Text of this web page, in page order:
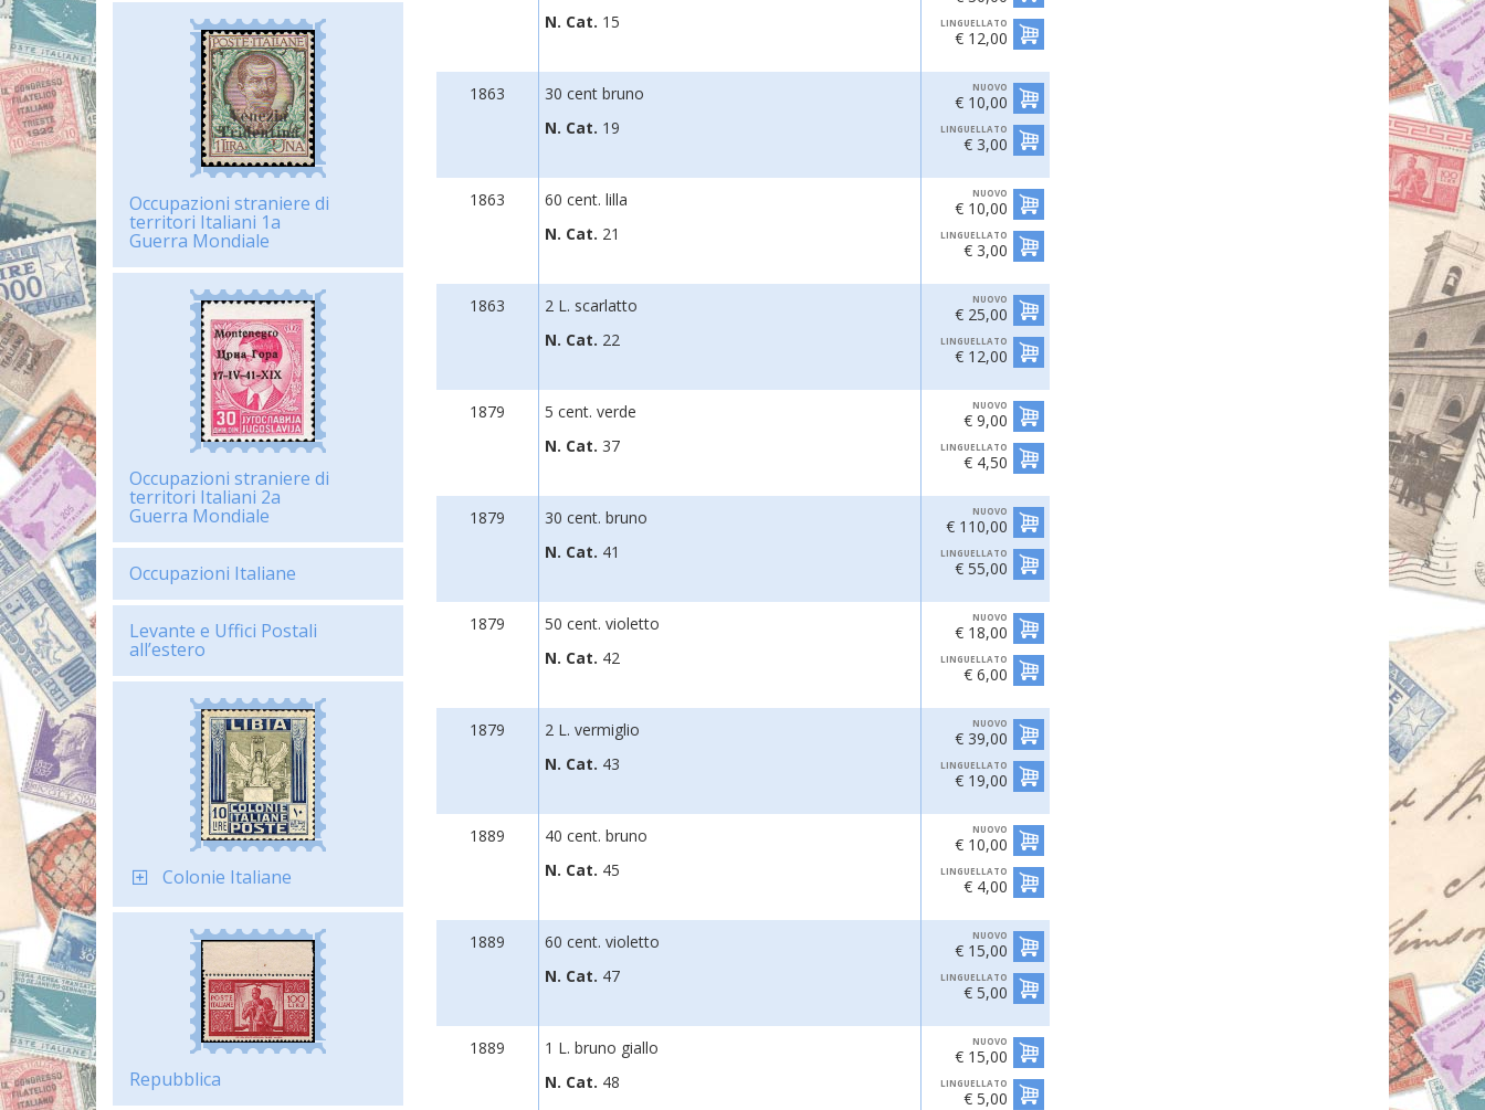
Occupazioni straniere di
territori Italiani 1a
Guerra Mondiale
Occupazioni straniere di
territori Italiani 2a
Guerra Mondiale
Occupazioni Italiane
Levante e Uffici Postali
all’estero
Colonie Italiane
Repubblica
N. Cat. 15 LINGUELLATO
€ 12,00
1863
30 cent bruno
N. Cat. 19
NUOVO
€ 10,00
LINGUELLATO
€ 3,00
1863
60 cent. lilla
N. Cat. 21
NUOVO
€ 10,00
LINGUELLATO
€ 3,00
1863
2 L. scarlatto
N. Cat. 22
NUOVO
€ 25,00
LINGUELLATO
€ 12,00
1879
5 cent. verde
N. Cat. 37
NUOVO
€ 9,00
LINGUELLATO
€ 4,50
1879
30 cent. bruno
N. Cat. 41
NUOVO
€ 110,00
LINGUELLATO
€ 55,00
1879
50 cent. violetto
N. Cat. 42
NUOVO
€ 18,00
LINGUELLATO
€ 6,00
1879
2 L. vermiglio
N. Cat. 43
NUOVO
€ 39,00
LINGUELLATO
€ 19,00
1889
40 cent. bruno
N. Cat. 45
NUOVO
€ 10,00
LINGUELLATO
€ 4,00
1889
60 cent. violetto
N. Cat. 47
NUOVO
€ 15,00
LINGUELLATO
€ 5,00
1889
1 L. bruno giallo
N. Cat. 48
NUOVO
€ 15,00
LINGUELLATO
€ 5,00